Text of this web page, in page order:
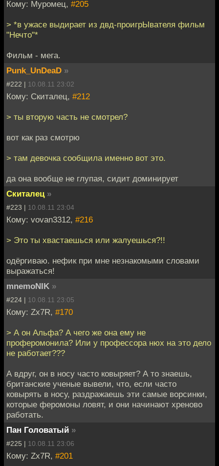
Кому: Муромец, #205
> *в ужасе выдирает из двд-проигрЫвателя фильм
"Нечто"*
Фильм - мега.
Punk_UnDeaD »
#222 | 10.08.11 23:02
Кому: Скиталец, #212
> ты вторую часть не смотрел?
вот как раз смотрю
> там девочка сообщила именно вот это.
да она вообще не глупая, сидит доминирует
Скиталец »
#223 | 10.08.11 23:04
Кому: vovan3312, #216
> Это ты хвастаешься или жалуешься?!!
одёргиваю. нефик при мне незнакомыми словами
выражаться!
mnemoNIK »
#224 | 10.08.11 23:05
Кому: Zx7R, #170
> А он Альфа? А чего же она ему не
проферомонила? Или у профессора нюх на это дело
не работает???
А вдруг, он в носу часто ковыряет? А то знаешь,
британские ученые вывели, что, если часто
ковырять в носу, раздражаешь эти самые ворсинки,
которые феромоны ловят, и они начинают хреново
работать.
Пан Головатый »
#225 | 10.08.11 23:06
Кому: Zx7R, #201